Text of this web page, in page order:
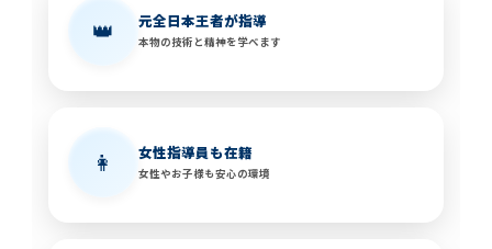
👑 元全日本王者が指導
本物の技術と精神を学べます
👩 女性指導員も在籍
女性やお子様も安心の環境